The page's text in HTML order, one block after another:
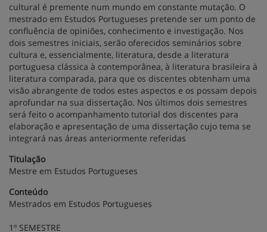
cultural é premente num mundo em constante mutação. O
mestrado em Estudos Portugueses pretende ser um ponto de
confluência de opiniões, conhecimento e investigação. Nos
dois semestres iniciais, serão oferecidos seminários sobre
cultura e, essencialmente, literatura, desde a literatura
portuguesa clássica à contemporânea, à literatura brasileira à
literatura comparada, para que os discentes obtenham uma
visão abrangente de todos estes aspectos e os possam depois
aprofundar na sua dissertação. Nos últimos dois semestres
será feito o acompanhamento tutorial dos discentes para
elaboração e apresentação de uma dissertação cujo tema se
integrará nas áreas anteriormente referidas
Titulação
Mestre em Estudos Portugueses
Conteúdo
Mestrados em Estudos Portugueses
1º SEMESTRE